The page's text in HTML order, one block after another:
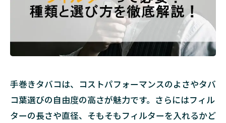
手巻きタバコは、コストパフォーマンスのよさやタバ
コ葉選びの自由度の高さが魅力です。さらにはフィル
ターの長さや直径、そもそもフィルターを入れるかど